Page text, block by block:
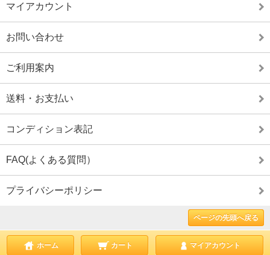
マイアカウント
お問い合わせ
ご利用案内
送料・お支払い
コンディション表記
FAQ(よくある質問）
プライバシーポリシー
ページの先頭へ戻る
ホーム カート マイアカウント